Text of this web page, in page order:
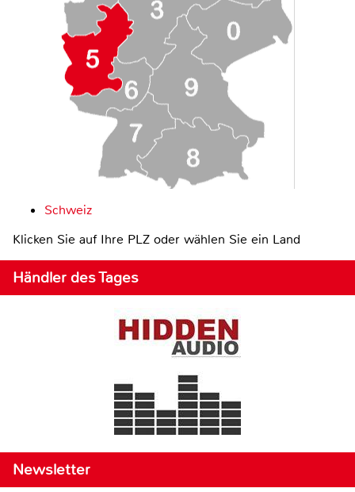
Schweiz
Klicken Sie auf Ihre PLZ oder wählen Sie ein Land
Händler des Tages
Newsletter